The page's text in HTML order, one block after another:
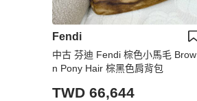
Fendi
中古 芬迪 Fendi 棕色小馬毛 Brow
n Pony Hair 棕黑色肩背包
TWD 66,644